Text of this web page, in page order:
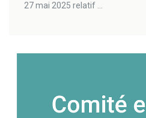
27 mai 2025 relatif ...